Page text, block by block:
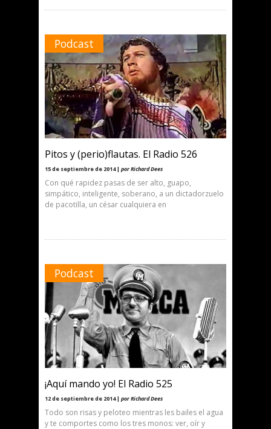
Podcast
Pitos y (perio)flautas. El Radio 526
15 de septiembre de 2014 | por Richard Dees
Con qué rapidez pasas de ser alto, guapo,
simpático, inteligente, soberano, a un dictadorzuelo
de pacotilla, un césar cualquiera en
Podcast
¡Aquí mando yo! El Radio 525
12 de septiembre de 2014 | por Richard Dees
Todo son risas y peloteo mientras les bailes el agua
y te comportes como los tres monos: ver, oír y